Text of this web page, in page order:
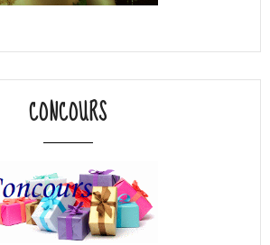
CONCOURS